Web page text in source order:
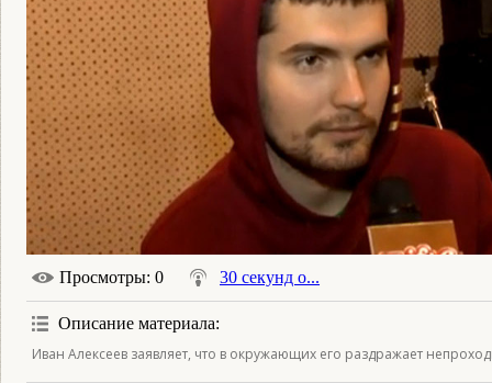
Просмотры: 0 30 секунд о...
Описание материала:
Иван Алексеев заявляет, что в окружающих его раздражает